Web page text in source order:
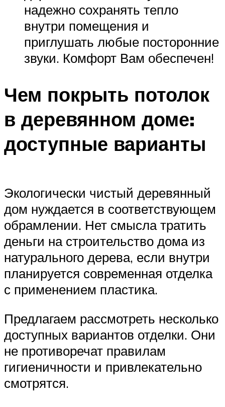
надежно сохранять тепло
внутри помещения и
приглушать любые посторонние
звуки. Комфорт Вам обеспечен!
Чем покрыть потолок
в деревянном доме:
доступные варианты
Экологически чистый деревянный
дом нуждается в соответствующем
обрамлении. Нет смысла тратить
деньги на строительство дома из
натурального дерева, если внутри
планируется современная отделка
с применением пластика.
Предлагаем рассмотреть несколько
доступных вариантов отделки. Они
не противоречат правилам
гигиеничности и привлекательно
смотрятся.